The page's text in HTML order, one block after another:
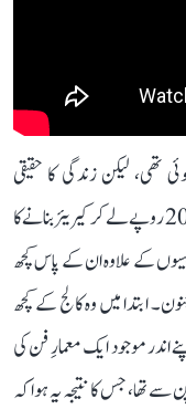
کی پیدائش یوں تو 1971 میں ہوئی تھی، لیکن زندگی کا حقیقی
سفر 1993 میں شروع ہوا جب وہ اپنی جیب میں 2000 روپے لے کر کیریئر بنانے کا
کے علاوہ ان کے پاس کچھ
ابتدا میں وہ کالج کے کچھ
اندر موجود ایک معمارِ فن کی
تھا، جس کا نتیجہ یہ ہوا کہ